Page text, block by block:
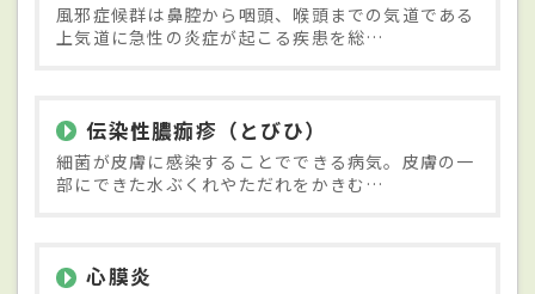
風邪症候群は鼻腔から咽頭、喉頭までの気道である
上気道に急性の炎症が起こる疾患を総…
伝染性膿痂疹（とびひ）
細菌が皮膚に感染することでできる病気。皮膚の一
部にできた水ぶくれやただれをかきむ…
心膜炎